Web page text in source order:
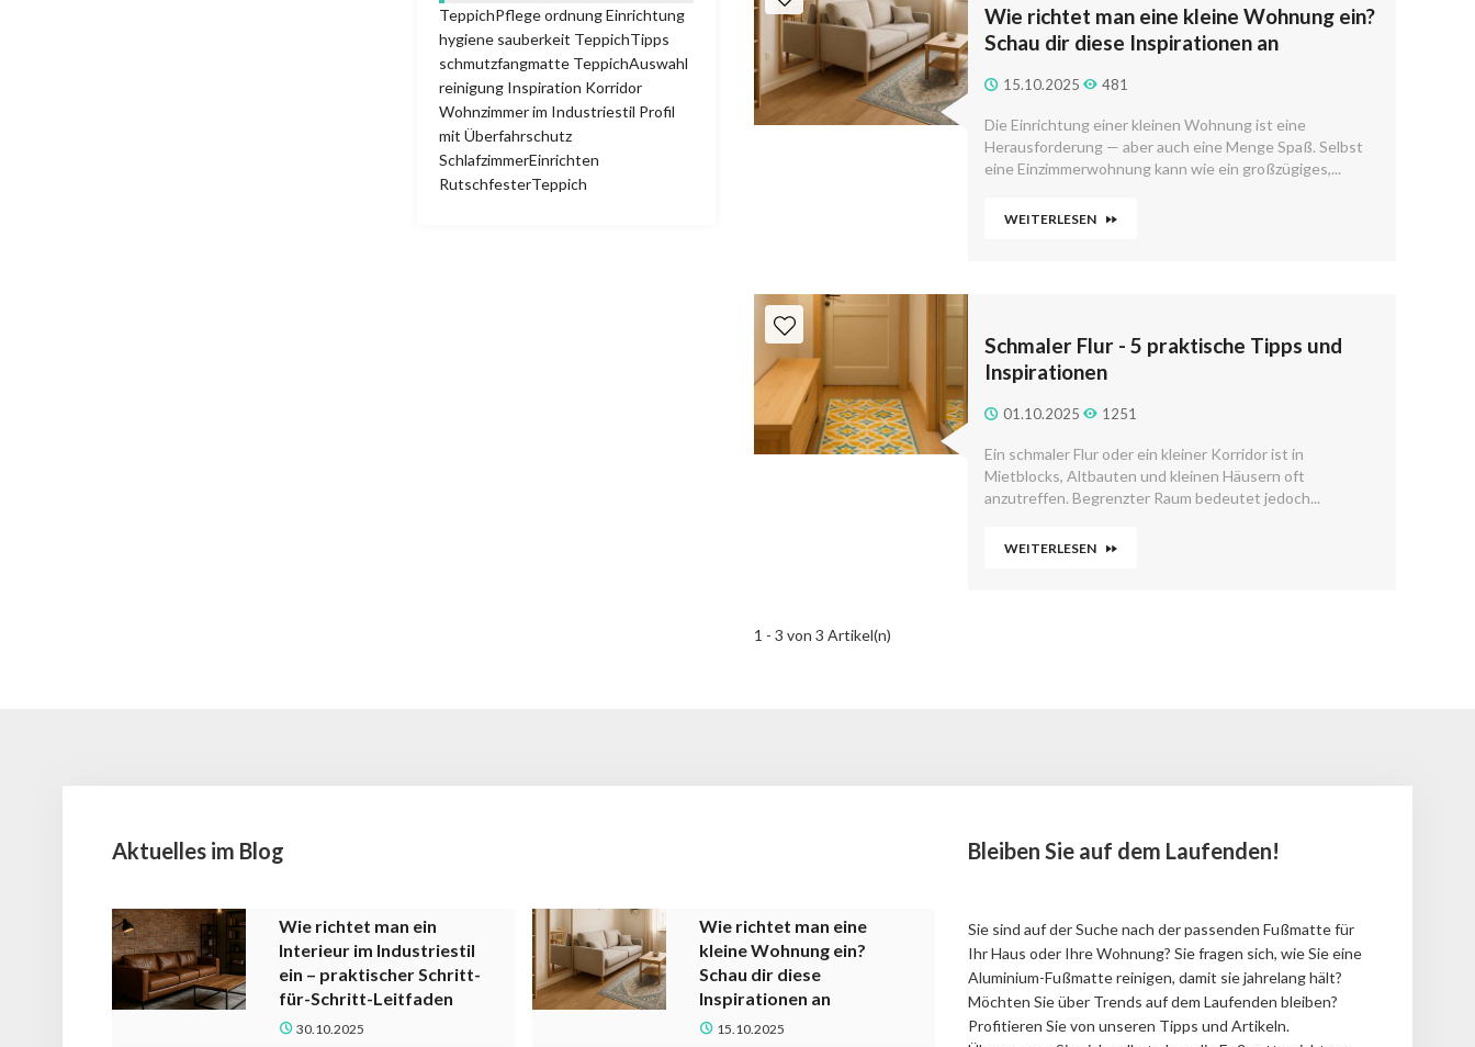
TeppichPflege ordnung Einrichtung
hygiene sauberkeit TeppichTipps
schmutzfangmatte TeppichAuswahl
reinigung Inspiration Korridor
Wohnzimmer im Industriestil Profil
mit Überfahrschutz
SchlafzimmerEinrichten
RutschfesterTeppich
Wie richtet man eine kleine Wohnung ein?
Schau dir diese Inspirationen an
15.10.2025 481
Die Einrichtung einer kleinen Wohnung ist eine
Herausforderung — aber auch eine Menge Spaß. Selbst
eine Einzimmerwohnung kann wie ein großzügiges,...
WEITERLESEN
Schmaler Flur - 5 praktische Tipps und
Inspirationen
01.10.2025 1251
Ein schmaler Flur oder ein kleiner Korridor ist in
Mietblocks, Altbauten und kleinen Häusern oft
anzutreffen. Begrenzter Raum bedeutet jedoch...
WEITERLESEN
1 - 3 von 3 Artikel(n)
Aktuelles im Blog
Wie richtet man ein
Interieur im Industriestil
ein – praktischer Schritt-
für-Schritt-Leitfaden
30.10.2025
Wie richtet man eine
kleine Wohnung ein?
Schau dir diese
Inspirationen an
15.10.2025
Bleiben Sie auf dem Laufenden!
Sie sind auf der Suche nach der passenden Fußmatte für
Ihr Haus oder Ihre Wohnung? Sie fragen sich, wie Sie eine
Aluminium-Fußmatte reinigen, damit sie jahrelang hält?
Möchten Sie über Trends auf dem Laufenden bleiben?
Profitieren Sie von unseren Tipps und Artikeln.